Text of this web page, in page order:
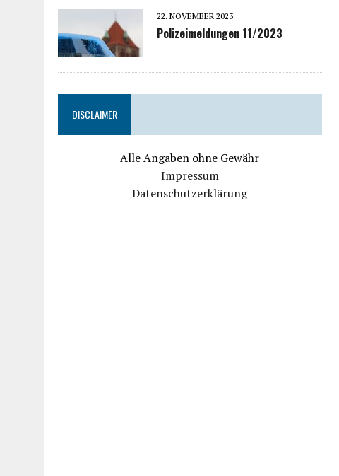
22. NOVEMBER 2023
Polizeimeldungen 11/2023
DISCLAIMER
Alle Angaben ohne Gewähr
Impressum
Datenschutzerklärung